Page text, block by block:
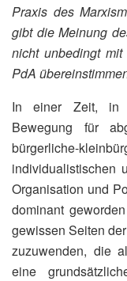
Praxis des
gibt die Meinung
nicht unbedingt
PdA
In einer Zeit, in
Bewegung für
bürgerliche-
individualistischen
Organisation und
dominant
gewissen Seiten
zuzuwenden, die
eine